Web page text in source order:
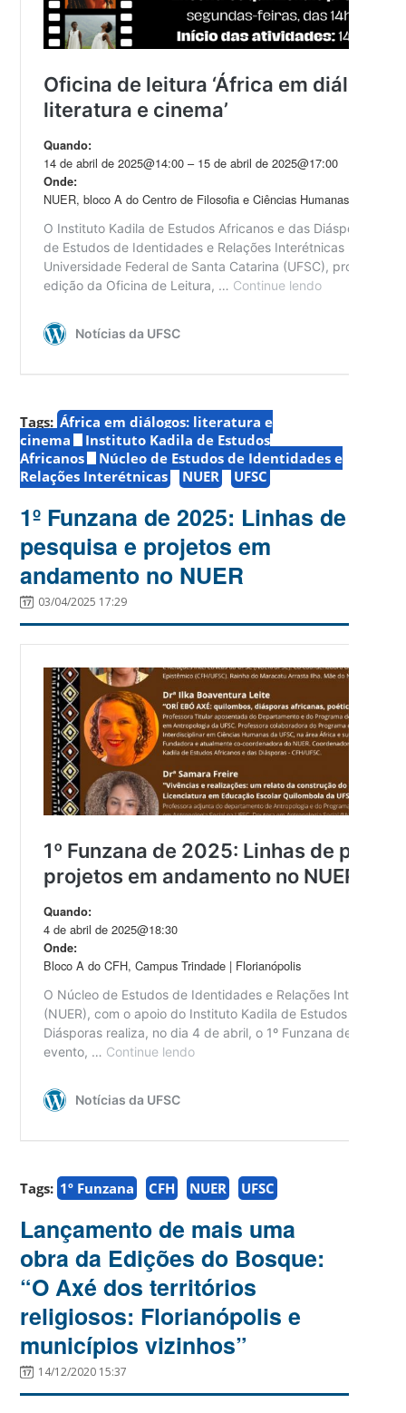
Tags: África em diálogos: literatura e
cinema
Instituto Kadila de Estudos
Africanos
Núcleo de Estudos de Identidades e
Relações Interétnicas
NUER UFSC
1º Funzana de 2025: Linhas de
pesquisa e projetos em
andamento no NUER
03/04/2025 17:29
Tags: 1º Funzana CFH NUER UFSC
Lançamento de mais uma
obra da Edições do Bosque:
“O Axé dos territórios
religiosos: Florianópolis e
municípios vizinhos”
14/12/2020 15:37